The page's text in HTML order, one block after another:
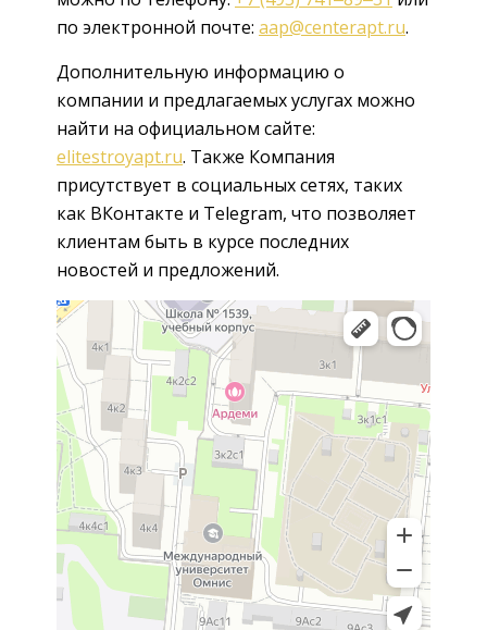
по электронной почте: aap@centerapt.ru.
Дополнительную информацию о
компании и предлагаемых услугах можно
найти на официальном сайте:
elitestroyapt.ru. Также Компания
присутствует в социальных сетях, таких
как ВКонтакте и Telegram, что позволяет
клиентам быть в курсе последних
новостей и предложений.